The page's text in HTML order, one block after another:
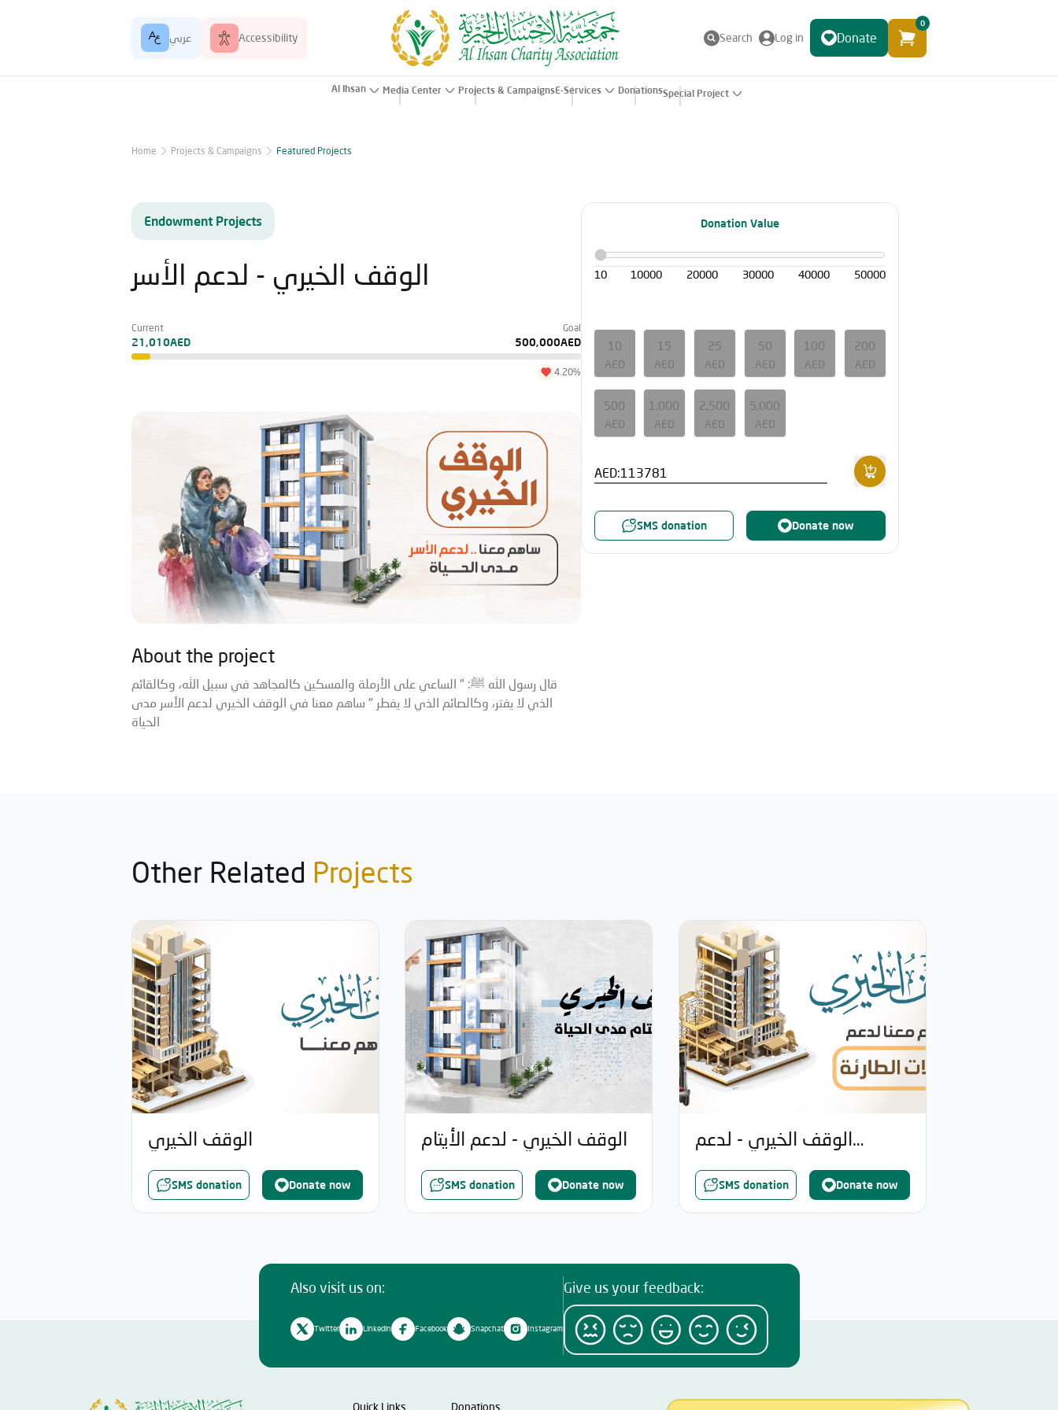
عربي Accessibility Search Log in Donate
0
Al Ihsan Media Center Projects & CampaignsE-Services DonationsSpecial Project
Home Projects & Campaigns Featured Projects
Endowment Projects
الوقف الخيري - لدعم الأسر
Current Goal
21,010AED 500,000AED
4.20%
About the project
قال رسول الله ﷺ: " الساعي على الأرملة والمسكين كالمجاهد في سبيل الله، وكالقائم
الذي لا يفتر، وكالصائم الذي لا يفطر " ساهم معنا في الوقف الخيري لدعم الأسر مدى
الحياة
Donation Value
10 10000 20000 30000 40000 50000
10
AED
15
AED
25
AED
50
AED
100
AED
200
AED
500
AED
1,000
AED
2,500
AED
5,000
AED
AED:
SMS donation Donate now
Other Related Projects
الوقف الخيري
SMS donation Donate now
الوقف الخيري - لدعم الأيتام
SMS donation Donate now
الوقف الخيري - لدعم
SMS donation Donate now
Also visit us on:
Twitter Linkedin Facebook Snapchat Instagram
Give us your feedback:
Quick Links Donations